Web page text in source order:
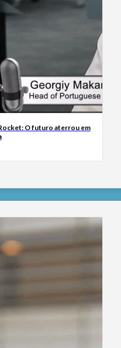
O futuro aterrou em